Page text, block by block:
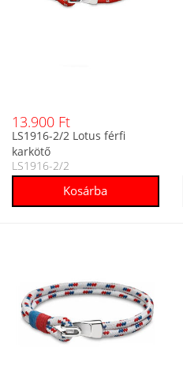
13.900 Ft
LS1916-2/2 Lotus férfi
karkötő
LS1916-2/2